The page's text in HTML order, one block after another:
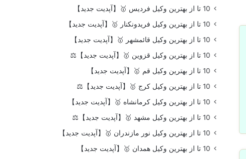
10 تا از بهترین وکیل فردیس 🥇【آپدیت جدید】
10 تا از بهترین وکیل فریدونکنار 🥇【آپدیت جدید】
10 تا از بهترین وکیل قائمشهر 🥇【آپدیت جدید】
10 تا از بهترین وکیل قزوین 🥇【آپدیت جدید】⚖️
10 تا از بهترین وکیل قم 🥇【آپدیت جدید】
10 تا از بهترین وکیل کرج 🥇【آپدیت جدید】⚖️
10 تا از بهترین وکیل کرمانشاه 🥇【آپدیت جدید】
10 تا از بهترین وکیل مشهد 🥇【آپدیت جدید】⚖️
10 تا از بهترین وکیل نور مازندران 🥇【آپدیت جدید】
10 تا از بهترین وکیل همدان 🥇【آپدیت جدید】